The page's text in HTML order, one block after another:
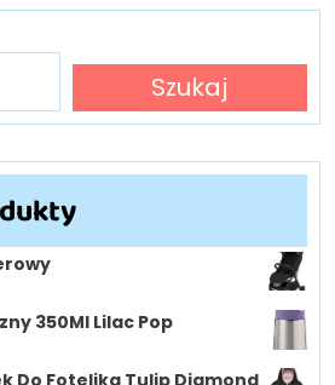
Szukaj
350Ml Lilac Pop